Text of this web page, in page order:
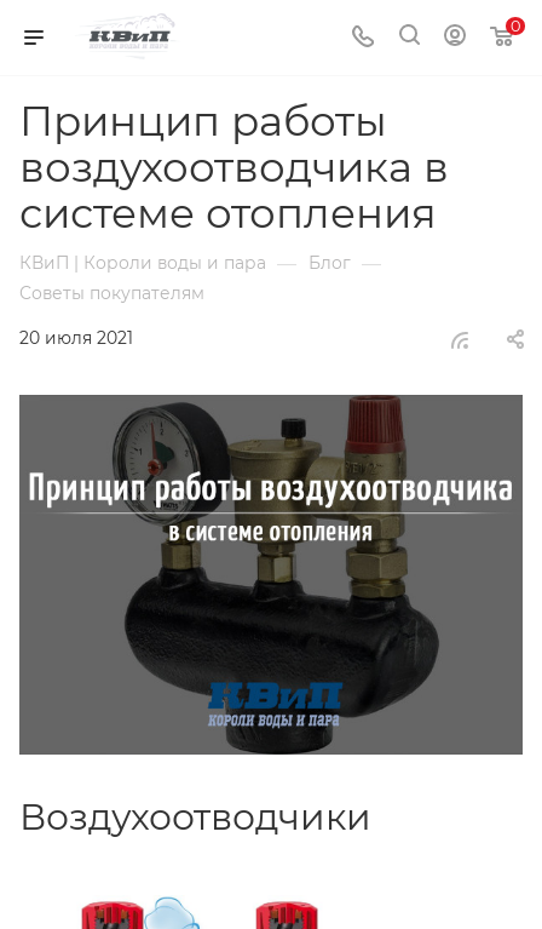
0
Принцип работы
воздухоотводчика в
системе отопления
КВиП | Короли воды и пара — Блог —
Советы покупателям
20 июля 2021
Воздухоотводчики